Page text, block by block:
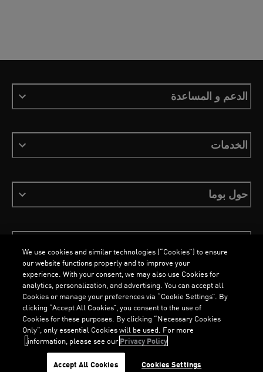
الدعم و المساعدة
الخدمات
حول بوما
ملفات تعريف الارتباطسياسة الخصوصيةImprint
العربية
جميع الحقوق محفوظة © PUMA, 2026
We use cookies and similar technologies (“Cookies”) to ensure
our website functions properly and to improve your
experience. With your consent, we may also use Cookies for
analytics, personalization, and advertising. You can accept all
Cookies or manage your preferences via “Cookie Settings”. By
clicking “Accept All Cookies”, you consent to the use of
Cookies for these purposes. By clicking “Necessary Cookies
Only”, only essential Cookies will be used. For more
information, please see ourPrivacy Policy.
Cookies Settings
Accept All Cookies